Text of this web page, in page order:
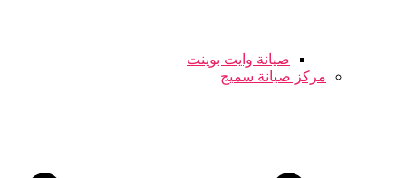
صيانة وايت بوينت
مركز صيانة سميج